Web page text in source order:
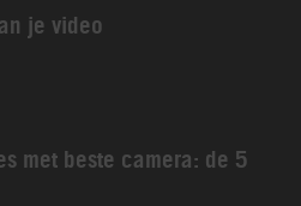
je video
met beste camera: de 5